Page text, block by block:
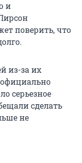
и
поверить, что
из-за их
серьезное
сделать
не